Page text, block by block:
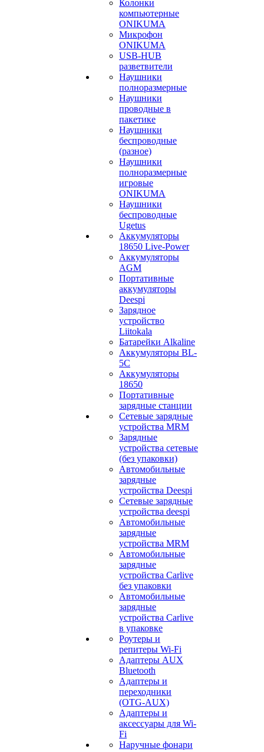
Колонки
компьютерные
ONIKUMA
Микрофон
ONIKUMA
USB-HUB
разветвители
Наушники
полноразмерные
Наушники
проводные в
пакетике
Наушники
беспроводные
(разное)
Наушники
полноразмерные
игровые
ONIKUMA
Наушники
беспроводные
Ugetus
Аккумуляторы
18650 Live-Power
Аккумуляторы
АGM
Портативные
аккумуляторы
Deespi
Зарядное
устройство
Liitokala
Батарейки Alkaline
Аккумуляторы BL-
5C
Аккумуляторы
18650
Портативные
зарядные станции
Сетевые зарядные
устройства MRM
Зарядные
устройства сетевые
(без упаковки)
Автомобильные
зарядные
устройства Deespi
Сетевые зарядные
устройства deespi
Автомобильные
зарядные
устройства MRM
Автомобильные
зарядные
устройства Carlive
без упаковки
Автомобильные
зарядные
устройства Carlive
в упаковке
Роутеры и
репитеры Wi-Fi
Адаптеры AUX
Bluetooth
Адаптеры и
переходники
(OTG-AUX)
Адаптеры и
аксессуары для Wi-
Fi
Наручные фонари